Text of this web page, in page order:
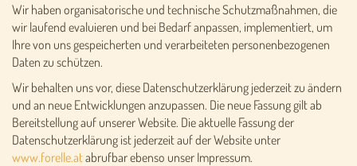
Wir haben organisatorische und technische Schutzmaßnahmen, die
wir laufend evaluieren und bei Bedarf anpassen, implementiert, um
Ihre von uns gespeicherten und verarbeiteten personenbezogenen
Daten zu schützen.
Wir behalten uns vor, diese Datenschutzerklärung jederzeit zu ändern
und an neue Entwicklungen anzupassen. Die neue Fassung gilt ab
Bereitstellung auf unserer Website. Die aktuelle Fassung der
Datenschutzerklärung ist jederzeit auf der Website unter
www.forelle.atabrufbar ebenso unser Impressum.